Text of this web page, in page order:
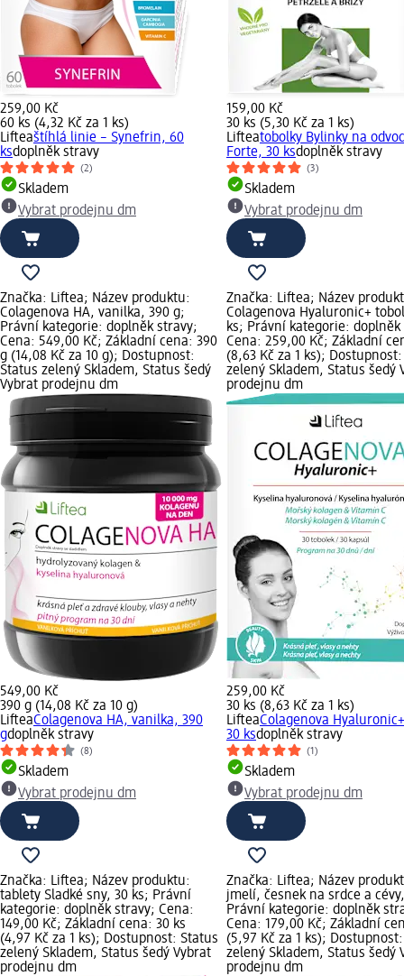
259,00 Kč
60 ks (4,32 Kč za 1 ks)
Lifteaštíhlá linie – Synefrin, 60
ksdoplněk stravy
(2)
Skladem
Vybrat prodejnu dm
159,00 Kč
30 ks (5,30 Kč za 1 ks)
Lifteatobolky Bylinky na
Forte, 30 ksdoplněk stravy
(3)
Skladem
Vybrat prodejnu dm
Značka: Liftea; Název produktu:
Colagenova HA, vanilka, 390 g;
Právní kategorie: doplněk stravy;
Cena: 549,00 Kč; Základní cena: 390
g (14,08 Kč za 10 g); Dostupnost:
Status zelený Skladem, Status šedý
Vybrat prodejnu dm
549,00 Kč
390 g (14,08 Kč za 10 g)
LifteaColagenova HA, vanilka, 390
gdoplněk stravy
(8)
Skladem
Vybrat prodejnu dm
Značka: Liftea; Název
Colagenova Hyaluronic+
ks; Právní kategorie:
Cena: 259,00 Kč; Základní
(8,63 Kč za 1 ks);
zelený Skladem, Status šedý
prodejnu dm
259,00 Kč
30 ks (8,63 Kč za 1 ks)
LifteaColagenova
30 ksdoplněk stravy
(1)
Skladem
Vybrat prodejnu dm
Značka: Liftea; Název produktu:
tablety Sladké sny, 30 ks; Právní
kategorie: doplněk stravy; Cena:
149,00 Kč; Základní cena: 30 ks
(4,97 Kč za 1 ks); Dostupnost: Status
zelený Skladem, Status šedý Vybrat
prodejnu dm
Značka: Liftea; Název
jmelí, česnek na srdce a
Právní kategorie: doplněk
Cena: 179,00 Kč; Základní
(5,97 Kč za 1 ks);
zelený Skladem, Status šedý
prodejnu dm